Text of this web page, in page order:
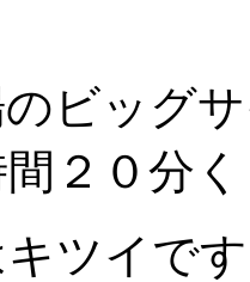
ビッグ
２０分
ツイで